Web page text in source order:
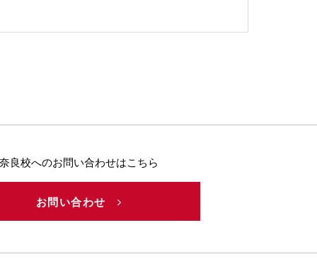
奈良校へのお問い合わせはこちら
お問い合わせ